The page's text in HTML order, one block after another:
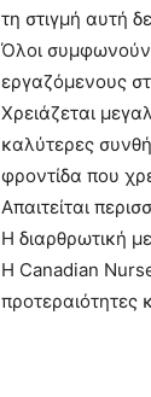
τη στιγμή αυτή
Όλοι συμφωνούν
εργαζόμενους
Χρειάζεται
καλύτερες
φροντίδα που
Απαιτείται
Η διαρθρωτική
Η Canadian
προτεραιότητες